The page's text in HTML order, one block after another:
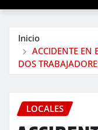
Inicio
ACCIDENTE EN
DOS
LOCALES